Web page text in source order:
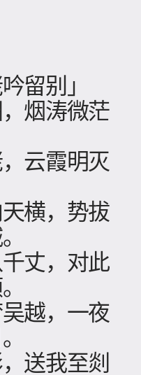
留别」
烟涛微茫
云霞明灭
横，势拔
丈，对此
越，一夜
送我至剡